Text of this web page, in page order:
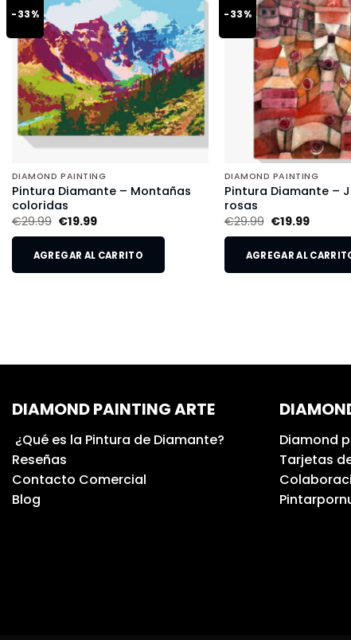
-33%
DIAMOND PAINTING
Pintura Diamante – Montañas
coloridas
€29.99 €19.99
AGREGAR AL CARRITO
-33%
DIAMOND PAINTING
Pintura Diamante –
rosas
€29.99 €19.99
AGREGAR AL
DIAMOND PAINTING ARTE
¿Qué es la Pintura de Diamante?
Reseñas
Contacto Comercial
Blog
Diamond
Tarjetas